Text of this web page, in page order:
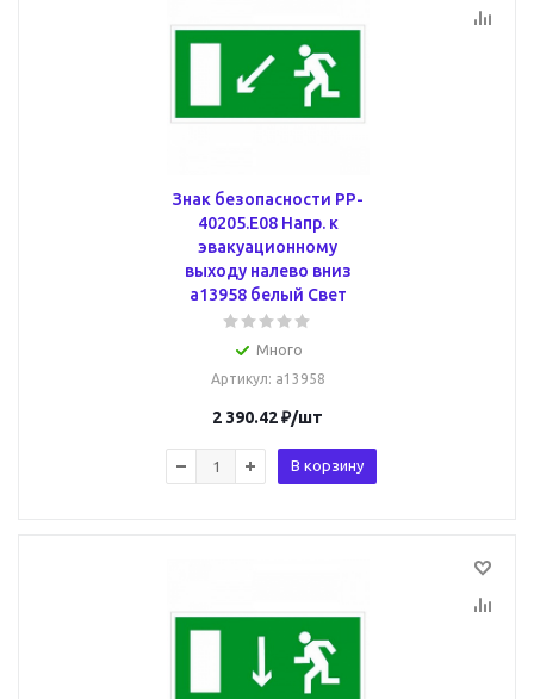
Знак безопасности PP-
40205.E08 Напр. к
эвакуационному
выходу налево вниз
a13958 белый Свет
Много
Артикул: a13958
2 390.42₽/шт
В корзину